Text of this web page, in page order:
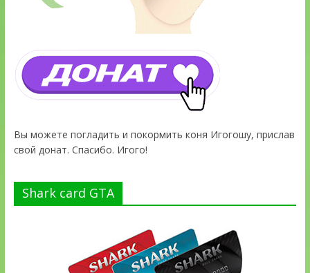
Вы можете погладить и покормить коня Игогошу, прислав
свой донат. Спасибо. Игого!
Shark card GTA